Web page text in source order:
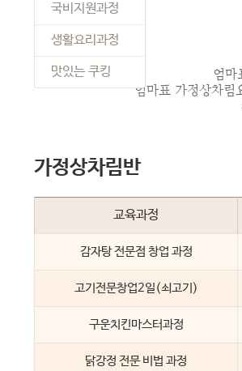
국비지원과정
생활요리과정
맛있는 쿠킹
엄마
엄마표 가정상차림
가정상차림반
교육과정
감자탕 전문점 창업 과정
고기전문창업2일(쇠고기)
구운치킨마스터과정
닭강정 전문 비법 과정